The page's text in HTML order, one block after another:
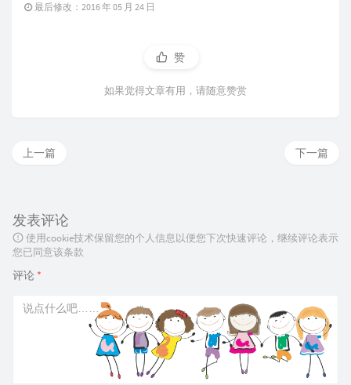
最后修改：2016 年 05 月 24 日
赞
如果觉得文章有用，请随意赞赏
下一篇
上一篇
发表评论
使用cookie技术保留您的个人信息以便您下次快速评论，继续评论表示
您已同意该条款
评论 *